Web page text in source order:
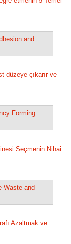
düzeye çıkarır ve
Seçmenin Nihai
Azaltmak ve